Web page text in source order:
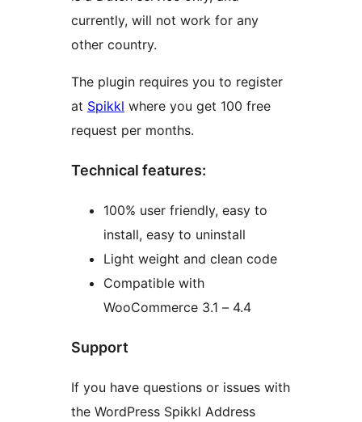
currently, will not work for any
other country.
The plugin requires you to register
at Spikkl where you get 100 free
request per months.
Technical features:
100% user friendly, easy to
install, easy to uninstall
Light weight and clean code
Compatible with
WooCommerce 3.1 – 4.4
Support
If you have questions or issues with
the WordPress Spikkl Address